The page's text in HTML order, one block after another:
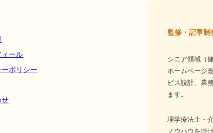
ール
ポリシー
せ
監修・記事
シニア領域（
ホームページ
ビス設計、業
ます。
理学療法士・
ノウハウを掛